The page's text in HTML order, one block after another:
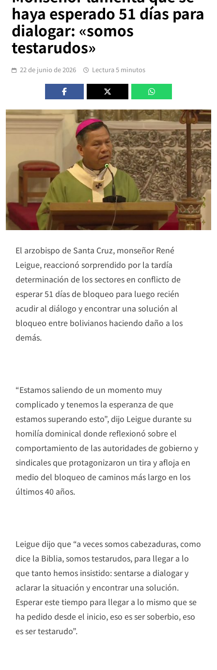
haya esperado 51 días para
dialogar: «somos
testarudos»
22 de junio de 2026 Lectura 5 minutos
El arzobispo de Santa Cruz, monseñor René
Leigue, reaccionó sorprendido por la tardía
determinación de los sectores en conflicto de
esperar 51 días de bloqueo para luego recién
acudir al diálogo y encontrar una solución al
bloqueo entre bolivianos haciendo daño a los
demás.
“Estamos saliendo de un momento muy
complicado y tenemos la esperanza de que
estamos superando esto”, dijo Leigue durante su
homilía dominical donde reflexionó sobre el
comportamiento de las autoridades de gobierno y
sindicales que protagonizaron un tira y afloja en
medio del bloqueo de caminos más largo en los
últimos 40 años.
Leigue dijo que “a veces somos cabezaduras, como
dice la Biblia, somos testarudos, para llegar a lo
que tanto hemos insistido: sentarse a dialogar y
aclarar la situación y encontrar una solución.
Esperar este tiempo para llegar a lo mismo que se
ha pedido desde el inicio, eso es ser soberbio, eso
es ser testarudo”.